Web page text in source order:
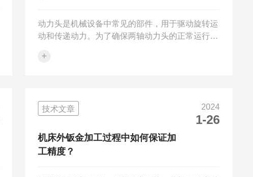
动力头是机械设备中常见的部件，用于驱动旋转运
动和传递动力。为了确保两轴动力头的正常运行和
下是几种常见的动力头维修保养攻略：1、清洁润
摩擦和磨损。同时，定期给关键部位添加适量的润
滑油或润滑脂，保持部件间的良好润滑状态。2、
检查零部件：定期检查动力头的各个零部件，包括
轴承、齿轮、联轴器等，确保它们没有松动、磨...
+
技术文章 2024
1-26
机床外钣金加工过程中如何保证加
工精度？